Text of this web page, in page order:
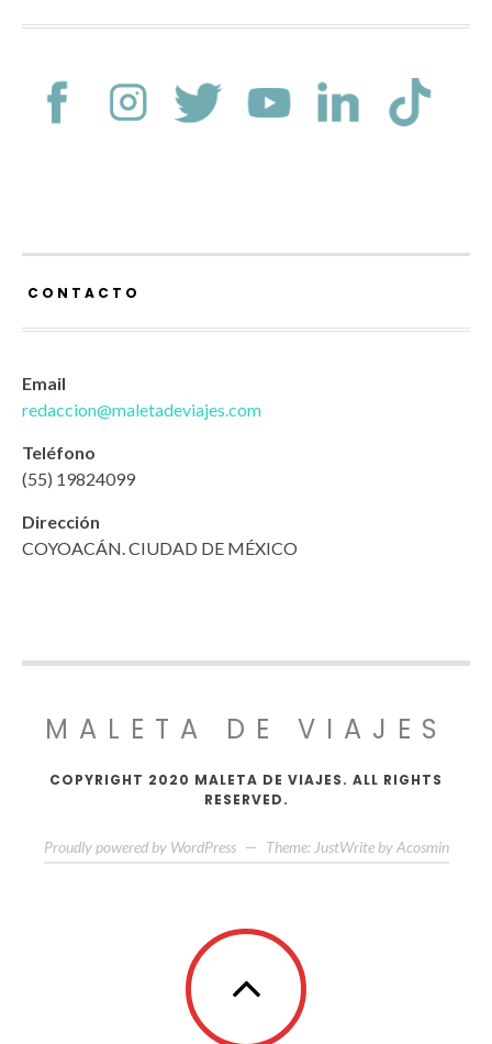
CONTACTO
Email
redaccion@maletadeviajes.com
Teléfono
(55) 19824099
Dirección
COYOACÁN. CIUDAD DE MÉXICO
MALETA DE VIAJES
COPYRIGHT 2020 MALETA DE VIAJES. ALL RIGHTS
RESERVED.
Proudly powered by WordPress — Theme: JustWrite by Acosmin